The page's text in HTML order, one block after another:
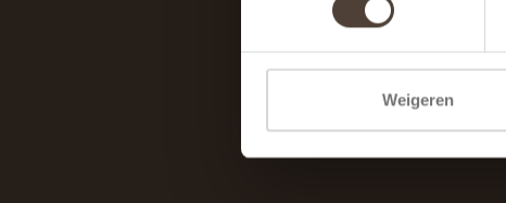
Weigeren